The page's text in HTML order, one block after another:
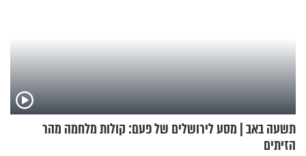
תשעה באב | מסע לירושלים של פעם: קולות מלחמה מהר
הזיתים